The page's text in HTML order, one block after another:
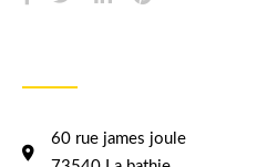
60 rue james joule